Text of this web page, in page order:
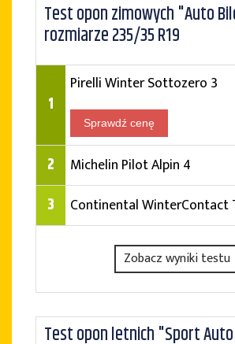
Test opon zimowych "Auto
rozmiarze 235/35 R19
1
Pirelli Winter Sottozero 3
Sprawdź cenę
2 Michelin Pilot Alpin 4
3 Continental WinterContact
Zobacz wyniki testu
Test opon letnich "Sport